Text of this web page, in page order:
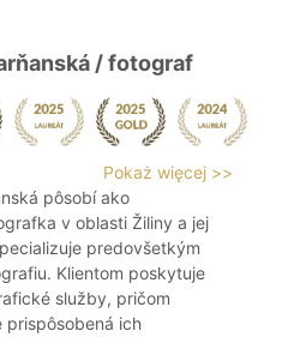
/ fotograf
Pokaż więcej >>
pôsobí ako
v oblasti Žiliny a jej
predovšetkým
Klientom poskytuje
služby, pričom
prispôsobená ich